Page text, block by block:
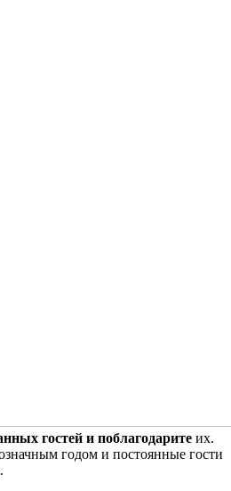
гостей и поблагодарите их.
годом и постоянные гости